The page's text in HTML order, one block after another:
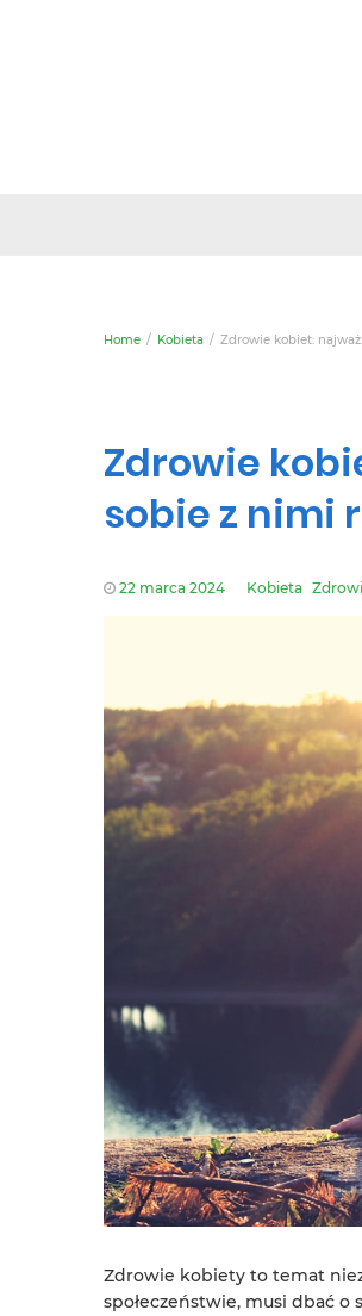
Home Kobieta Zdrowie kobiet:
Zdrowie
sobie z nimi
22 marca 2024 Kobieta
Zdrowie kobiety to temat
społeczeństwie, musi dbać